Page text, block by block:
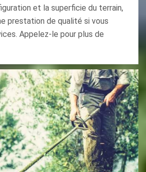
et la superficie du terrain,
prestation de qualité si vous
Appelez-le pour plus de